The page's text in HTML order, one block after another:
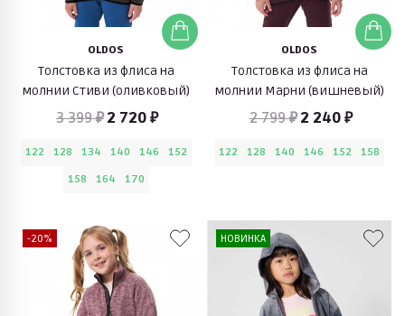
OLDOS
Толстовка из флиса на
молнии Стиви (оливковый)
3 399 ₽ 2 720 ₽
122 128 134 140 146
152
158
164 170
OLDOS
Толстовка из флиса на
молнии Марни (вишневый)
2 799 ₽ 2 240 ₽
122 128 140 146 152 158
-20% НОВИНКА